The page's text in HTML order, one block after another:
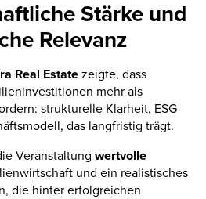
Stärke und
Relevanz
Real Estate zeigte, dass
mehr als
strukturelle Klarheit, ESG-
das langfristig trägt.
Veranstaltung wertvolle
und ein realistisches
die hinter erfolgreichen